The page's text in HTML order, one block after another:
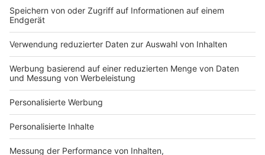
Bauprojekt-Quiz
Häuser-Suche
Hausanbieter-Suche
Bauprojekt-Profil
Für Unternehmen
Ihre Baufirma auf bauen.de
Kostenloses Infogespräch